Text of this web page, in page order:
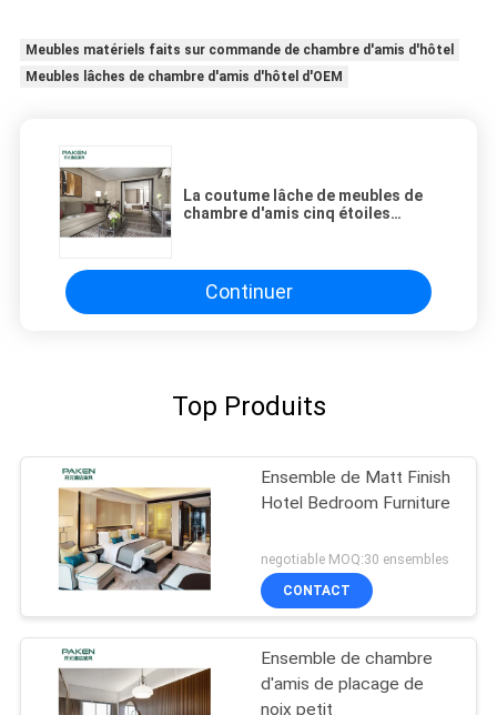
Meubles matériels faits sur commande de chambre d'amis d'hôtel
Meubles lâches de chambre d'amis d'hôtel d'OEM
La coutume lâche de meubles de
chambre d'amis cinq étoiles
Continuer
Top Produits
Ensemble de Matt Finish
Hotel Bedroom Furniture
negotiable MOQ:30 ensembles
CONTACT
Ensemble de chambre
d'amis de placage de
noix petit